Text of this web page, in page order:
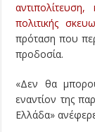
πολιτικής
πρόταση που
προδοσία.
«Δεν θα
εναντίον της
Ελλάδα»